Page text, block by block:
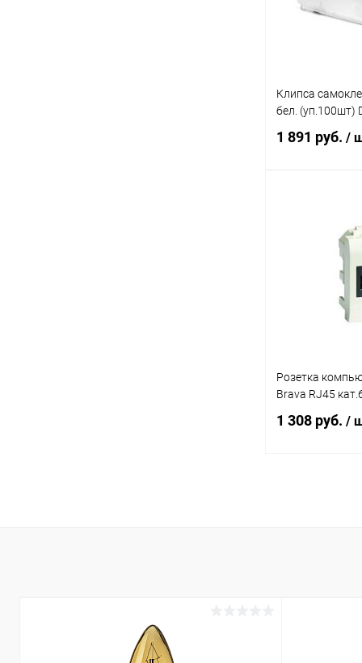
Клипса
бел. (уп.100шт)
1 891 руб. /
Купить в 1 клик
В избранное
Розетка
Brava RJ45
1 308 руб. /
Купить в 1